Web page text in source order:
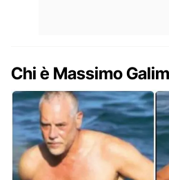
Chi è Massimo